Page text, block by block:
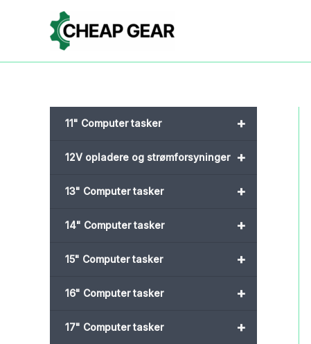
+
11" Computer tasker
+
12V opladere og strømforsyninger
+
13" Computer tasker
+
14" Computer tasker
+
15" Computer tasker
+
16" Computer tasker
+
17" Computer tasker